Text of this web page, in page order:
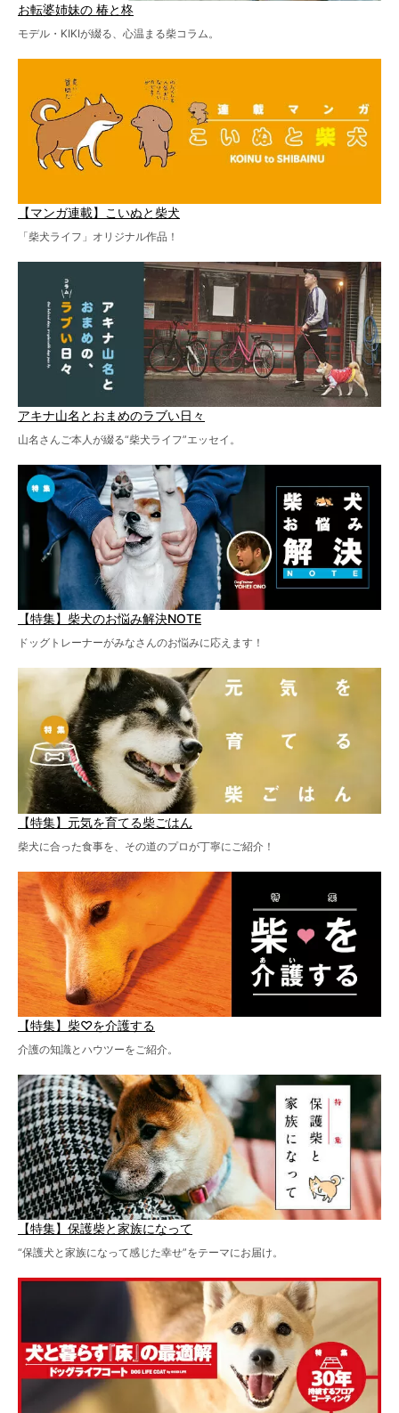
お転婆姉妹の 椿と柊
モデル・KIKIが綴る、心温まる柴コラム。
【マンガ連載】こいぬと柴犬
「柴犬ライフ」オリジナル作品！
アキナ山名とおまめのラブい日々
山名さんご本人が綴る“柴犬ライフ”エッセイ。
【特集】柴犬のお悩み解決NOTE
ドッグトレーナーがみなさんのお悩みに応えます！
【特集】元気を育てる柴ごはん
柴犬に合った食事を、その道のプロが丁寧にご紹介！
【特集】柴♡を介護する
介護の知識とハウツーをご紹介。
【特集】保護柴と家族になって
“保護犬と家族になって感じた幸せ”をテーマにお届け。